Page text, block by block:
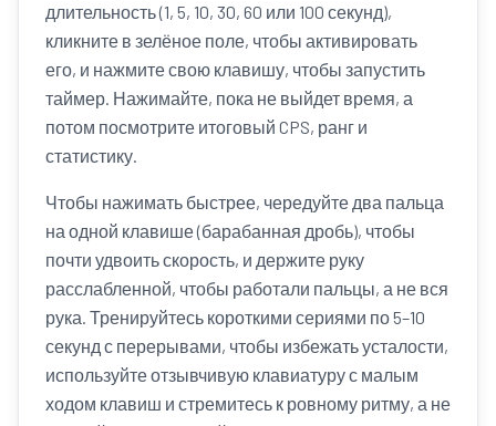
длительность (1, 5, 10, 30, 60 или 100 секунд),
кликните в зелёное поле, чтобы активировать
его, и нажмите свою клавишу, чтобы запустить
таймер. Нажимайте, пока не выйдет время, а
потом посмотрите итоговый CPS, ранг и
статистику.
Чтобы нажимать быстрее, чередуйте два пальца
на одной клавише (барабанная дробь), чтобы
почти удвоить скорость, и держите руку
расслабленной, чтобы работали пальцы, а не вся
рука. Тренируйтесь короткими сериями по 5–10
секунд с перерывами, чтобы избежать усталости,
используйте отзывчивую клавиатуру с малым
ходом клавиш и стремитесь к ровному ритму, а не